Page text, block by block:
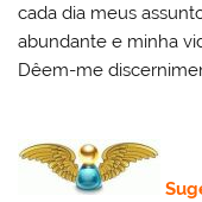
cada dia meus
abundante e minha
Dêem-me